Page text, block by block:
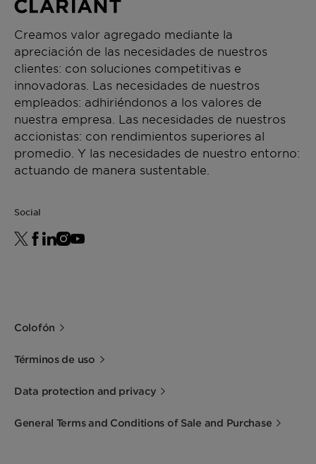
Creamos valor agregado mediante la
apreciación de las necesidades de nuestros
clientes: con soluciones competitivas e
innovadoras. Las necesidades de nuestros
empleados: adhiriéndonos a los valores de
nuestra empresa. Las necesidades de nuestros
accionistas: con rendimientos superiores al
promedio. Y las necesidades de nuestro entorno:
actuando de manera sustentable.
Social
Colofón
Términos de uso
Data protection and privacy
General Terms and Conditions of Sale and Purchase